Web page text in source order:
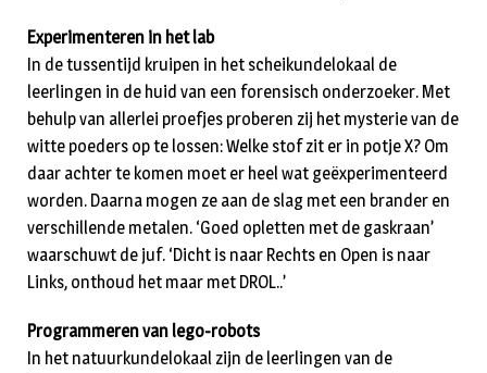
Experimenteren in het lab
In de tussentijd kruipen in het scheikundelokaal de
leerlingen in de huid van een forensisch onderzoeker. Met
behulp van allerlei proefjes proberen zij het mysterie van de
witte poeders op te lossen: Welke stof zit er in potje X? Om
daar achter te komen moet er heel wat geëxperimenteerd
worden. Daarna mogen ze aan de slag met een brander en
verschillende metalen. ‘Goed opletten met de gaskraan’
waarschuwt de juf. ‘Dicht is naar Rechts en Open is naar
Links, onthoud het maar met DROL..’
Programmeren van lego-robots
In het natuurkundelokaal zijn de leerlingen van de